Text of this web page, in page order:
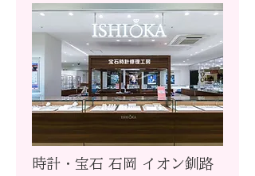
時計・宝石 石岡 イオン釧路